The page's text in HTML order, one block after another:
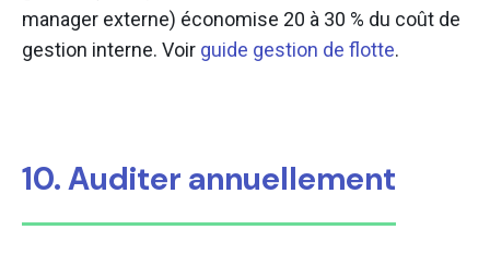
manager externe) économise 20 à 30 % du coût de
gestion interne. Voir guide gestion de flotte.
10. Auditer annuellement